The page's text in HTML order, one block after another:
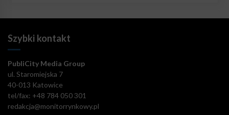
Szybki kontakt
PubliCity Media Group
ul. Staromiejska 7
40-013 Katowice
tel/fax: +48 784 050 301
redakcja@monitorrynkowy.pl